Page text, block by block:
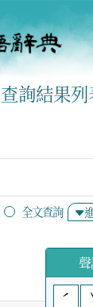
查詢結果列
全文查詢
ˊ